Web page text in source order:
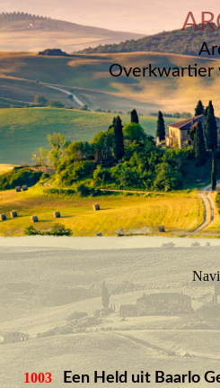
Overkwartier
1003
Een Held uit Baarlo